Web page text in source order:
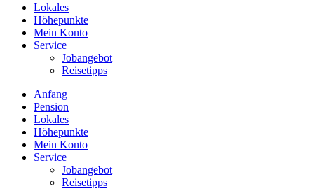
Lokales
Höhepunkte
Mein Konto
Service
Jobangebot
Reisetipps
Anfang
Pension
Lokales
Höhepunkte
Mein Konto
Service
Jobangebot
Reisetipps